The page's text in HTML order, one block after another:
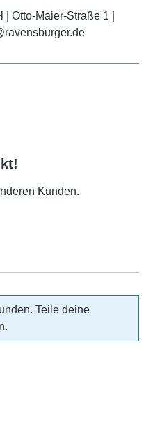
| Otto-Maier-Straße 1 |
0 von 5 Sternen
Kunden.
Teile deine